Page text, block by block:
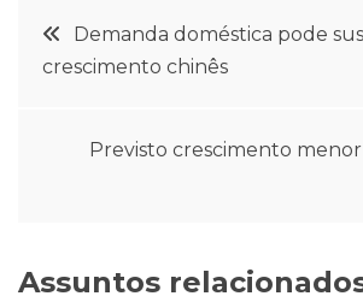
Navegação
Post
Demanda doméstica pode
crescimento chinês
Previsto crescimento
Assuntos